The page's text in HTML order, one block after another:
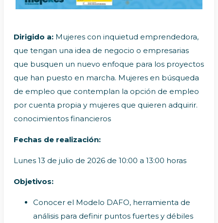
Dirigido a: Mujeres con inquietud emprendedora,
que tengan una idea de negocio o empresarias
que busquen un nuevo enfoque para los proyectos
que han puesto en marcha. Mujeres en búsqueda
de empleo que contemplan la opción de empleo
por cuenta propia y mujeres que quieren adquirir.
conocimientos financieros
Fechas de realización:
Lunes 13 de julio de 2026 de 10:00 a 13:00 horas
Objetivos:
Conocer el Modelo DAFO, herramienta de
análisis para definir puntos fuertes y débiles